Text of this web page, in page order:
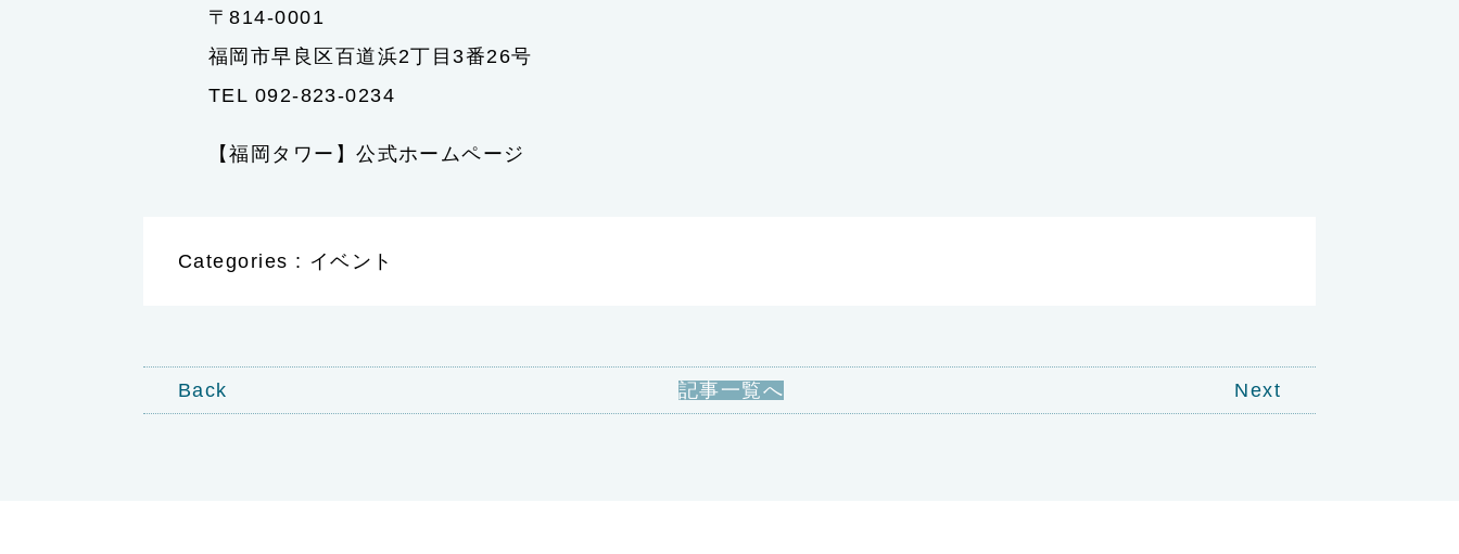
〒814-0001
福岡市早良区百道浜2丁目3番26号
TEL 092-823-0234
【福岡タワー】公式ホームページ
Categories : イベント
Back 記事一覧へ Next